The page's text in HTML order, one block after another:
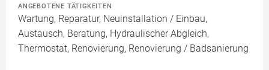
ANGEBOTENE TÄTIGKEITEN
Wartung, Reparatur, Neuinstallation / Einbau,
Austausch, Beratung, Hydraulischer Abgleich,
Thermostat, Renovierung, Renovierung / Badsanierung